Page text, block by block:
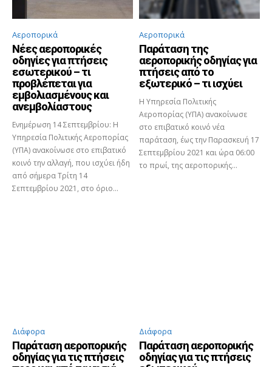
Αεροπορικά
Νέες αεροπορικές
οδηγίες για πτήσεις
εσωτερικού – τι
προβλέπεται για
εμβολιασμένους και
ανεμβολίαστους
Ενημέρωση 14 Σεπτεμβρίου: Η
Υπηρεσία Πολιτικής Αεροπορίας
(ΥΠΑ) ανακοίνωσε στο επιβατικό
κοινό την αλλαγή, που ισχύει ήδη
από σήμερα Τρίτη 14
Σεπτεμβρίου 2021, στο όριο...
Αεροπορικά
Παράταση της
αεροπορικής οδηγίας για
πτήσεις από το
εξωτερικό – τι ισχύει
Η Υπηρεσία Πολιτικής
Αεροπορίας (ΥΠΑ) ανακοίνωσε
στο επιβατικό κοινό νέα
παράταση, έως την Παρασκευή 17
Σεπτεμβρίου 2021 και ώρα 06:00
το πρωί, της αεροπορικής...
Διάφορα
Παράταση αεροπορικής
οδηγίας για τις πτήσεις
Διάφορα
Παράταση αεροπορικής
οδηγίας για τις πτήσεις